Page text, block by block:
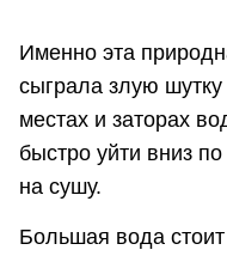
Именно эта
сыграла злую
местах и заторах
быстро уйти вниз
на сушу.
Большая вода